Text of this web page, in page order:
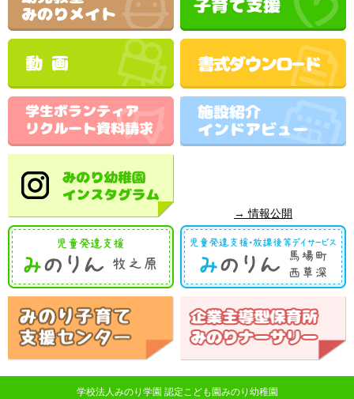
→ 情報公開
学校法人みのり学園 認定こども園みのり幼稚園